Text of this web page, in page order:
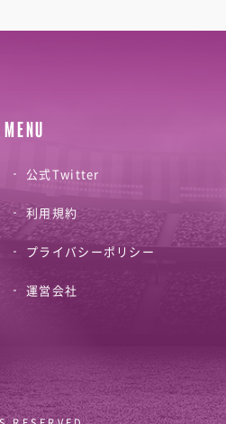
MENU
公式Twitter
利用規約
プライバシーポリシー
運営会社